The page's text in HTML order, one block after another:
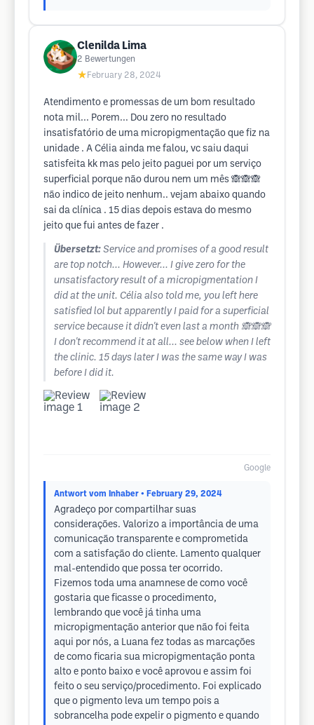
Clenilda Lima
2 Bewertungen
★ February 28, 2024
Atendimento e promessas de um bom resultado
nota mil... Porem... Dou zero no resultado
insatisfatório de uma micropigmentação que fiz na
unidade . A Célia ainda me falou, vc saiu daqui
satisfeita kk mas pelo jeito paguei por um serviço
superficial porque não durou nem um mês 🙈🙈🙈
não indico de jeito nenhum.. vejam abaixo quando
sai da clínica . 15 dias depois estava do mesmo
jeito que fui antes de fazer .
Übersetzt: Service and promises of a good result
are top notch... However... I give zero for the
unsatisfactory result of a micropigmentation I
did at the unit. Célia also told me, you left here
satisfied lol but apparently I paid for a superficial
service because it didn't even last a month 🙈🙈🙈
I don't recommend it at all... see below when I left
the clinic. 15 days later I was the same way I was
before I did it.
Google
Antwort vom Inhaber • February 29, 2024
Agradeço por compartilhar suas
considerações. Valorizo a importância de uma
comunicação transparente e comprometida
com a satisfação do cliente. Lamento qualquer
mal-entendido que possa ter ocorrido.
Fizemos toda uma anamnese de como você
gostaria que ficasse o procedimento,
lembrando que você já tinha uma
micropigmentação anterior que não foi feita
aqui por nós, a Luana fez todas as marcações
de como ficaria sua micropigmentação ponta
alto e ponto baixo e você aprovou e assim foi
feito o seu serviço/procedimento. Foi explicado
que o pigmento leva um tempo pois a
sobrancelha pode expelir o pigmento e quando